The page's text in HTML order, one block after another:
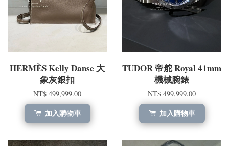
HERMÈS Kelly Danse 大
象灰銀扣
NT$ 499,999.00
加入購物車
TUDOR 帝舵 Royal 41mm
機械腕錶
NT$ 499,999.00
加入購物車